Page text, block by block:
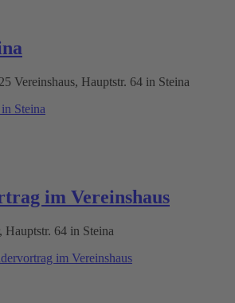
Vereinshaus, Hauptstr. 64 in Steina
Steina
im Vereinshaus
Hauptstr. 64 in Steina
im Vereinshaus